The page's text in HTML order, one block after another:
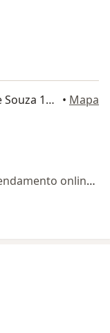
Avenida Doutor José Machado de Souza 120, Salas 406 e 407, Aracaju • Mapa
Esse especialista não oferece agendamento online para esse endereço.